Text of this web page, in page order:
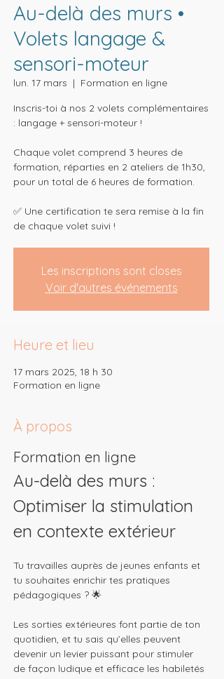
Au-delà des murs •
Volets langage &
sensori-moteur
lun. 17 mars
  |
Formation en ligne
Inscris-toi à nos 2 volets complémentaires
: langage + sensori-moteur !
Chaque volet comprend 3 heures de
formation, réparties en 2 ateliers de 1h30,
pour un total de 6 heures de formation.
✅ Une certification te sera remise à la fin
de chaque volet suivi !
Les inscriptions sont closes
Voir d'autres événements
Heure et lieu
17 mars 2025, 18 h 30
Formation en ligne
À propos
Formation en ligne
Au-delà des murs :
Optimiser la stimulation
en contexte extérieur
Tu travailles auprès de jeunes enfants et
tu souhaites enrichir tes pratiques
pédagogiques ? 🌟
Les sorties extérieures font partie de ton
quotidien, et tu sais qu’elles peuvent
devenir un levier puissant pour stimuler
de façon ludique et efficace les habiletés